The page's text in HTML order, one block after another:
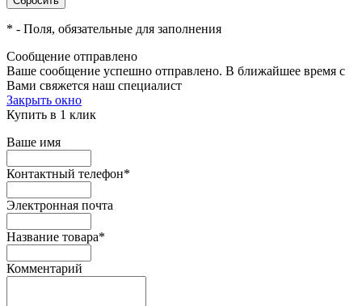
* - Поля, обязательные для заполнения
Сообщение отправлено
Ваше сообщение успешно отправлено. В ближайшее время с
Вами свяжется наш специалист
Закрыть окно
Купить в 1 клик
Ваше имя
Контактный телефон*
Электронная почта
Название товара*
Комментарий